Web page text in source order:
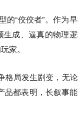
“佼佼者”。作为
成、逼真的物理
家。
格局发生剧变，无
品都表明，长叙事